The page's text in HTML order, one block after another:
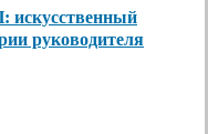
руководителя